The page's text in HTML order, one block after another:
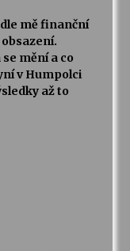
mě finanční
mění a co
v Humpolci
až to